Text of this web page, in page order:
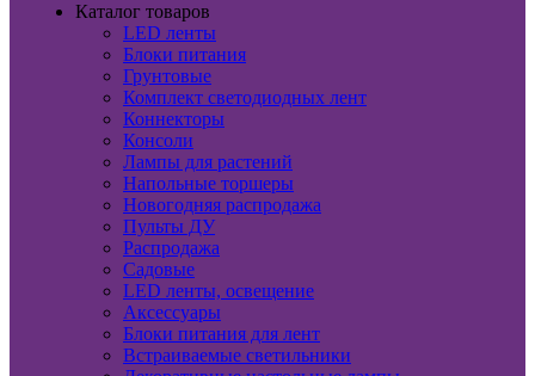
Каталог товаров
LED ленты
Блоки питания
Грунтовые
Комплект светодиодных лент
Коннекторы
Консоли
Лампы для растений
Напольные торшеры
Новогодняя распродажа
Пульты ДУ
Распродажа
Садовые
LED ленты, освещение
Аксессуары
Блоки питания для лент
Встраиваемые светильники